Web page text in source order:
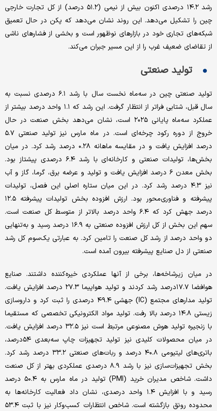
رشد ۱۴.۲ درصدی اکنون بیش از نیمی (۵۱.۲ درصد) از کل تجارت خارجی
چین را تشکیل می‌دهد. این روند نشان می‌دهد که پکن در حال تعمیق
شبکه‌های تجاری خود در بازارهای نوظهور است و بخشی از فشارهای ناشی
از تقاضای ضعیف غرب را از این مسیر جبران می‌کند.
تولید صنعتی
تولید صنعتی چین در سه‌ماه نخست سال با رشد ۶.۱ درصدی نسبت به
سال قبل، شتابی فراتر از انتظار گرفت. این رشد که ۱.۱ واحد درصد بیشتر از
عملکرد سه‌ماه پایانی ۲۰۲۵ است، نشان می‌دهد بخش صنعت در حال
خروج از دوره رکود چرخه‌ای است. در ماه مارس نیز تولید صنعتی ۵.۷
درصد افزایش یافت و در مقایسه ماهانه ۰.۲۸ درصد رشد کرد. در میان
بخش‌ها، تولیدات صنعتی و کارخانه‌ای با رشد ۶.۴ درصدی پیشتاز بود.
بخش معدن ۶ درصد افزایش یافت و تولید و عرضه برق، گرما، گاز و آب
نیز ۴.۳ درصد رشد کرد. در این میان ستاره اصلی این فصل، تولیدات
پیشرفته و فناوری‌محور بود. ارزش افزوده بخش تولیدات پیشرفته ۱۲.۵
درصد جهش کرد که ۶.۴ واحد درصد بالاتر از متوسط کل صنعت است.
سهم این بخش از کل ارزش افزوده صنعتی به ۱۶.۹ درصد رسید و به‌تنهایی
دو واحد درصد از رشد کل صنعت را تامین کرد. به عبارتی یک‌سوم کل رشد
صنعتی از دل صنایع پیشرفته بیرون آمده است.
در میان زیرشاخه‌ها، برخی از آنها عملکردی خیره‌کننده داشتند. صنایع
هوافضا ۱۷.۷درصد رشد کردند و تولید هواپیما ۲۷.۳ درصد افزایش یافت.
تولید مدارهای مجتمع (IC) جهشی ۴۹.۴ درصدی را ثبت کرد و داروسازی
زیستی ۱۴.۸ درصد بالا رفت. تولید مواد الکترونیکی تخصصی که مستقیما
با زنجیره تولید هوش مصنوعی مرتبط است نیز ۳۲.۵ درصد افزایش یافت.
در میان محصولات کلیدی نیز تولید تجهیزات چاپ سه‌بعدی ۵۴درصد،
باتری‌های لیتیومی ۴۰.۸ درصد و ربات‌های صنعتی ۳۳.۲ درصد رشد کرد.
بخش تجهیزات‌سازی نیز با رشد ۸.۹ درصدی عملکردی بهتر از کل صنعت
داشت. شاخص مدیران خرید (PMI) تولید در ماه مارس به ۵۰.۴ درصد
رسید و با افزایش ۱.۴ واحد درصدی، نشان‌ داد فعالیت کارخانه‌ها به
محدوده رونق بازگشته است. شاخص انتظارات کسب‌وکار نیز با ثبت ۵۳.۴